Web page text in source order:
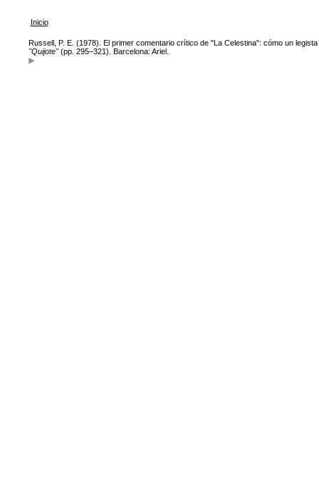
Inicio
Russell, P. E. (1978). El primer comentario crítico de "La Celestina": cómo un
"Quijote"(pp. 295–321). Barcelona: Ariel.